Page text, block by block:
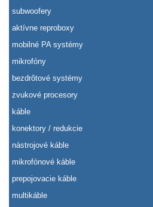
subwoofery
aktívne reproboxy
mobilné PA systémy
mikrofóny
bezdrôtové systémy
zvukové procesory
káble
konektory / redukcie
nástrojové káble
mikrofónové káble
prepojovacie káble
multikáble